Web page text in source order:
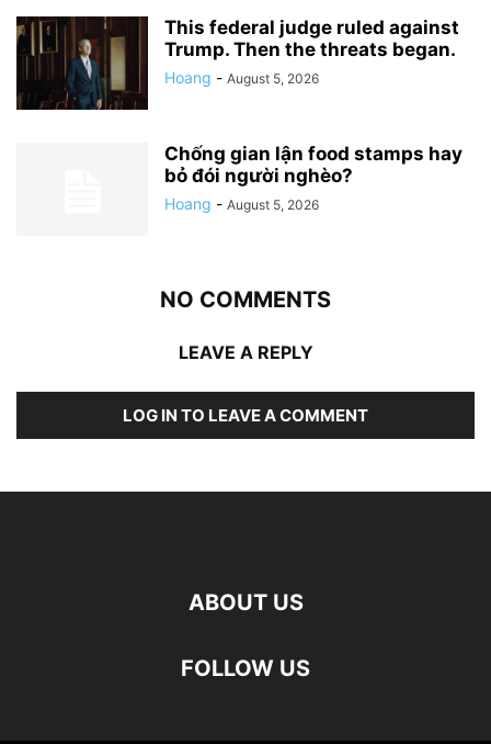
This federal judge ruled against
Trump. Then the threats began.
Hoang - August 5, 2026
Chống gian lận food stamps hay
bỏ đói người nghèo?
Hoang - August 5, 2026
NO COMMENTS
LEAVE A REPLY
LOG IN TO LEAVE A COMMENT
ABOUT US
FOLLOW US